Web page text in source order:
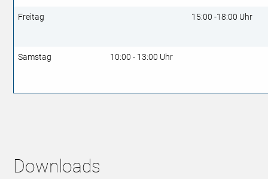
Freitag 15:00 -18:00 Uhr
Samstag 10:00 - 13:00 Uhr
Downloads